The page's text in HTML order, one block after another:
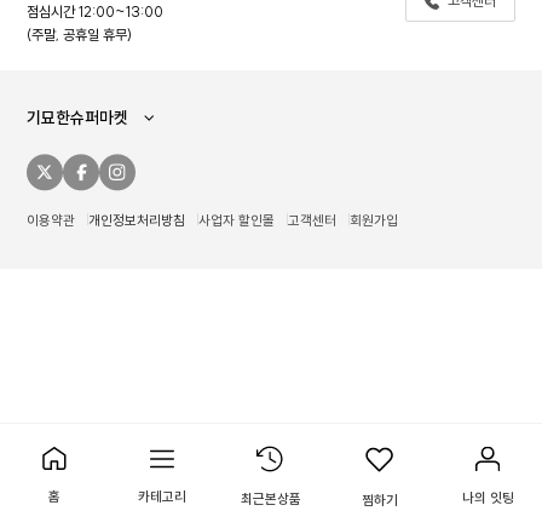
홈 카테고리 최근본상품 찜하기 나의 잇팅
점심시간 12:00~13:00
주말, 공휴일 휴무
기묘한슈퍼마켓
이용약관 개인정보처리방침 사업자 할인몰 고객센터 회원가입